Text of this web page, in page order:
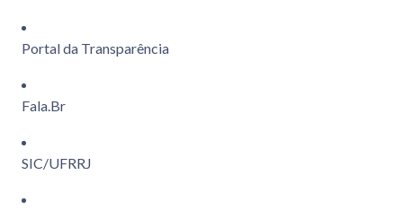
Portal da Transparência
Fala.Br
SIC/UFRRJ